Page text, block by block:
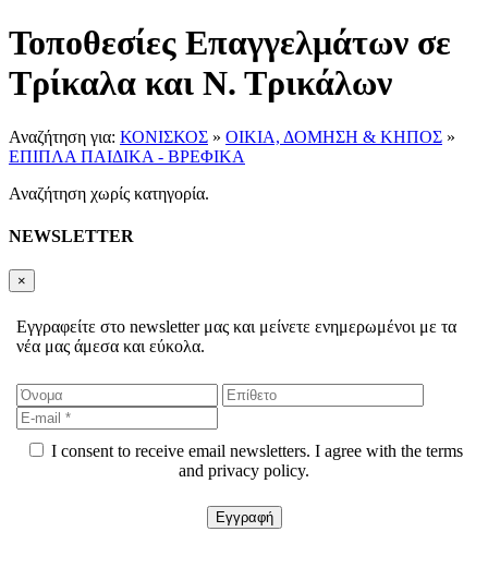
Τοποθεσίες Επαγγελμάτων σε
Τρίκαλα και Ν. Τρικάλων
Αναζήτηση για: ΚΟΝΙΣΚΟΣ » ΟΙΚΙΑ, ΔΟΜΗΣΗ & ΚΗΠΟΣ »
ΕΠΙΠΛΑ ΠΑΙΔΙΚΑ - ΒΡΕΦΙΚΑ
Αναζήτηση χωρίς κατηγορία.
NEWSLETTER
×
Εγγραφείτε στο newsletter μας και μείνετε ενημερωμένοι με τα
νέα μας άμεσα και εύκολα.
I consent to receive email newsletters. I agree with the terms
and privacy policy.